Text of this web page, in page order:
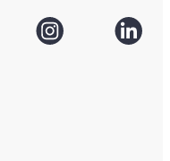
Instagram